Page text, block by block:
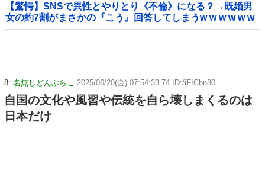
【驚愕】SNSで異性とやりとり《不倫》になる？→既婚男
女の約7割がまさかの『こう』回答してしまうw w w w w w
w w
8: 名無しどんぶらこ 2025/06/20(金) 07:54:33.74 ID:/iFICbn80
自国の文化や風習や伝統を自ら壊しまくるのは
日本だけ